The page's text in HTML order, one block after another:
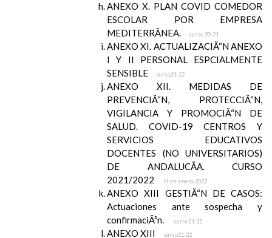
ANEXO X. PLAN COVID COMEDOR
ESCOLAR POR EMPRESA
MEDITERRÃNEA.
curso 20-21
ANEXO XI. ACTUALIZACIÃ“N ANEXO
I Y II PERSONAL ESPCIALMENTE
SENSIBLE
curso21-22
ANEXO XII. MEDIDAS DE
PREVENCIÃ“N, PROTECCIÃ“N,
VIGILANCIA Y PROMOCIÃ“N DE
SALUD. COVID-19 CENTROS Y
SERVICIOS EDUCATIVOS
DOCENTES (NO UNIVERSITARIOS)
DE ANDALUCÃA. CURSO
2021/2022
14 de enero 2022
ANEXO XIII GESTIÃ“N DE CASOS:
Actuaciones ante sospecha y
confirmaciÃ³n.
curso21-22
ANEXO XIII curso21-22